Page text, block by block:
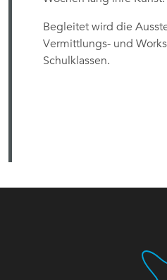
Begleitet wird die
Vermittlungs- und
Schulklassen.